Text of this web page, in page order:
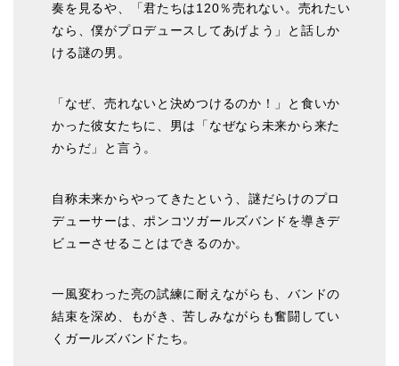
奏を見るや、「君たちは120％売れない。売れたい
なら、僕がプロデュースしてあげよう」と話しか
ける謎の男。
「なぜ、売れないと決めつけるのか！」と食いか
かった彼女たちに、男は「なぜなら未来から来た
からだ」と言う。
自称未来からやってきたという、謎だらけのプロ
デューサーは、ポンコツガールズバンドを導きデ
ビューさせることはできるのか。
一風変わった亮の試練に耐えながらも、バンドの
結束を深め、もがき、苦しみながらも奮闘してい
くガールズバンドたち。